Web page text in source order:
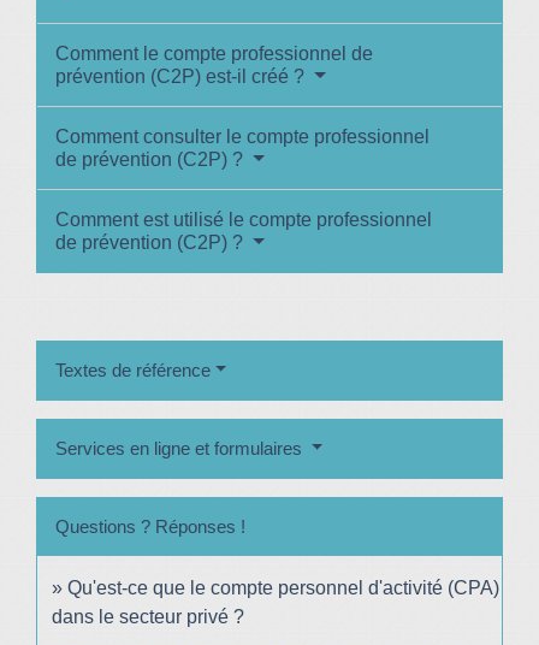
Comment le compte professionnel de
prévention (C2P) est-il créé ?
Comment consulter le compte professionnel
de prévention (C2P) ?
Comment est utilisé le compte professionnel
de prévention (C2P) ?
Textes de référence
Services en ligne et formulaires
Questions ? Réponses !
Qu'est-ce que le compte personnel d'activité (CPA)
dans le secteur privé ?